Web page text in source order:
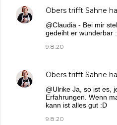
Obers trifft Sahne
@Claudia - Bei mir
gedeiht er wunderbar
9.8.20
Obers trifft Sahne
@Ulrike Ja, so ist es,
Erfahrungen. Wenn
kann ist alles gut :D
9.8.20